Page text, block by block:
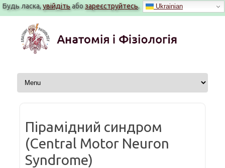
Будь ласка,увійдітьабозареєструйтесь.
вмісту
Пірамідний синдром
(Central Motor Neuron
Syndrome)
Ukrainian